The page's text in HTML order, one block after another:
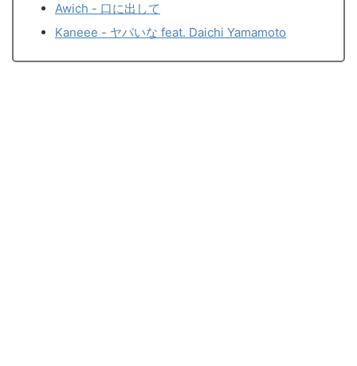
Awich - 口に出して
Kaneee - ヤバいな feat. Daichi Yamamoto